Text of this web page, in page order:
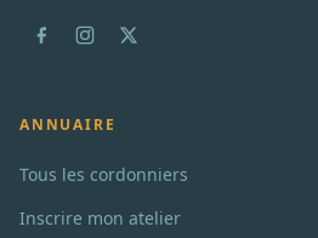
ANNUAIRE
Tous les cordonniers
Inscrire mon atelier